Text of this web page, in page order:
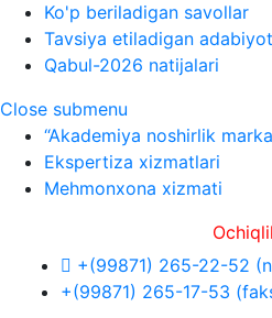
Ko'p beriladigan savollar
Tavsiya etiladigan
Qabul-2026 natijalari
Close submenu
“Akademiya noshirlik
Ekspertiza xizmatlari
Mehmonxona xizmati
Ochiqlik,
+(99871) 265-22-52
+(99871) 265-17-53